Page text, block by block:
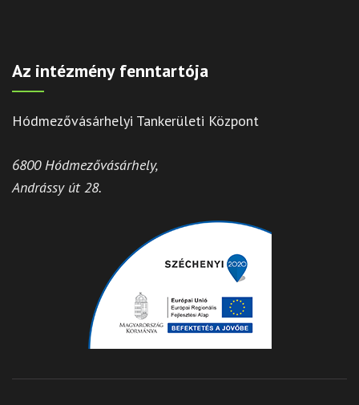
Az intézmény fenntartója
Hódmezővásárhelyi Tankerületi Központ
6800 Hódmezővásárhely,
Andrássy út 28.